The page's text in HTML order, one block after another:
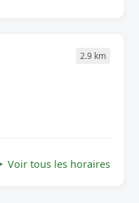
2.9 km
Voir tous les horaires